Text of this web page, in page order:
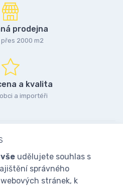
prodejna
2000 m2
a kvalita
a importéři
udělujete souhlas s
správného
stránek, k